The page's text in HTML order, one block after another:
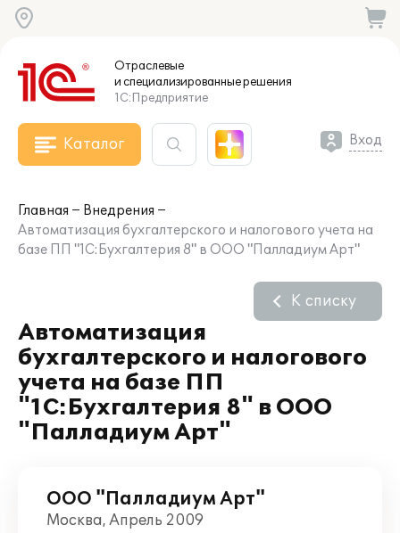
Отраслевые
и специализированныерешения
1С:Предприятие
Каталог Вход
Главная
Внедрения
Автоматизация бухгалтерского и налогового учета на
базе ПП "1С:Бухгалтерия 8" в ООО "Палладиум Арт"
Автоматизация
бухгалтерского и налогового
учета на базе ПП
"1С:Бухгалтерия 8" в ООО
"Палладиум Арт"
К списку
ООО "Палладиум Арт"
Москва, Апрель 2009